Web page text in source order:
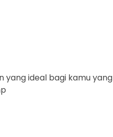
yang ideal bagi kamu yang